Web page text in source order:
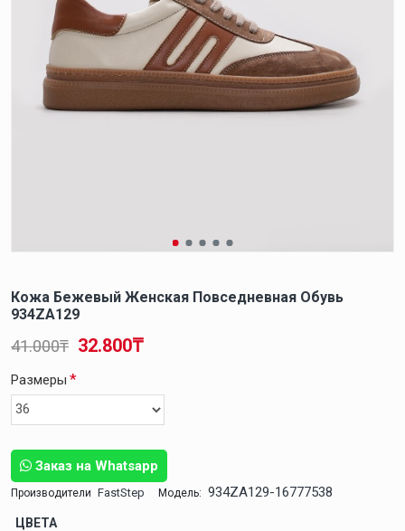
Кожа Бежевый Женская Повседневная Обувь
934ZA129
Заказ на Whatsapp
Производители FastStep Модель: 934ZA129-16777538
32.800₸
41.000₸
Размеры
ЦВЕТА